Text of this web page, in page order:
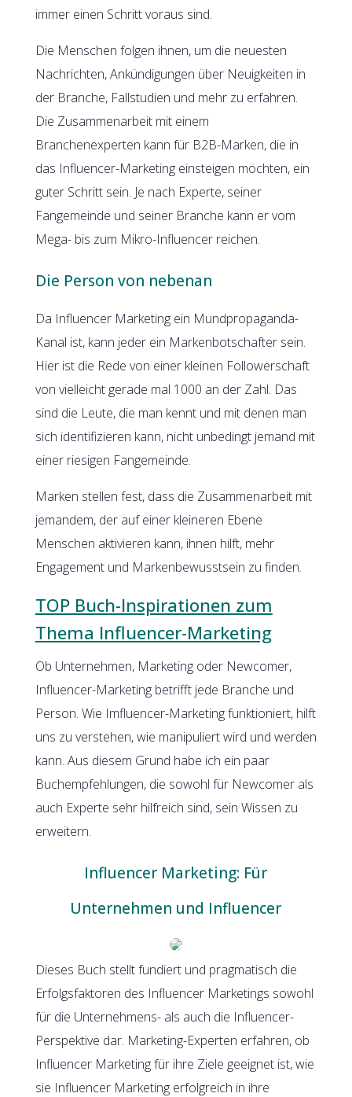
immer einen Schritt voraus sind.
Die Menschen folgen ihnen, um die neuesten
Nachrichten, Ankündigungen über Neuigkeiten in
der Branche, Fallstudien und mehr zu erfahren.
Die Zusammenarbeit mit einem
Branchenexperten kann für B2B-Marken, die in
das Influencer-Marketing einsteigen möchten, ein
guter Schritt sein. Je nach Experte, seiner
Fangemeinde und seiner Branche kann er vom
Mega- bis zum Mikro-Influencer reichen.
Die Person von nebenan
Da Influencer Marketing ein Mundpropaganda-
Kanal ist, kann jeder ein Markenbotschaftersein.
Hier ist die Rede von einer kleinen Followerschaft
von vielleicht gerade mal 1000 an der Zahl. Das
sind die Leute, die man kennt und mit denen man
sich identifizieren kann, nicht unbedingt jemand mit
einer riesigen Fangemeinde.
Marken stellen fest, dass die Zusammenarbeit mit
jemandem, der auf einer kleineren Ebene
Menschen aktivieren kann, ihnen hilft, mehr
Engagement und Markenbewusstsein zu finden.
TOP Buch-Inspirationen zum
Thema Influencer-Marketing
Ob Unternehmen, Marketing oder Newcomer,
Influencer-Marketing betrifft jede Branche und
Person. Wie Imfluencer-Marketing funktioniert, hilft
uns zu verstehen, wie manipuliert wird und werden
kann. Aus diesem Grund habe ich ein paar
Buchempfehlungen, die sowohl für Newcomer als
auch Experte sehr hilfreich sind, sein Wissen zu
erweitern.
Influencer Marketing: Für
Unternehmen und Influencer
Dieses Buch stellt fundiert und pragmatisch die
Erfolgsfaktoren des Influencer Marketings sowohl
für die Unternehmens- als auch die Influencer-
Perspektive dar. Marketing-Experten erfahren, ob
Influencer Marketing für ihre Ziele geeignet ist, wie
sie Influencer Marketing erfolgreich in ihre